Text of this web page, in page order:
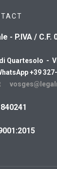
- P.IVA / C.F.
Quartesolo -
+39